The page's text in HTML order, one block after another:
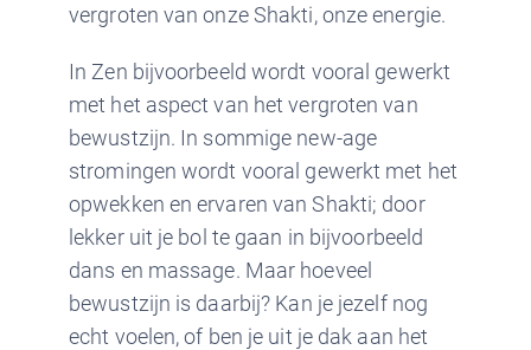
vergroten van onze Shakti, onze energie.
In Zen bijvoorbeeld wordt vooral gewerkt
met het aspect van het vergroten van
bewustzijn. In sommige new-age
stromingen wordt vooral gewerkt met het
opwekken en ervaren van Shakti; door
lekker uit je bol te gaan in bijvoorbeeld
dans en massage. Maar hoeveel
bewustzijn is daarbij? Kan je jezelf nog
echt voelen, of ben je uit je dak aan het